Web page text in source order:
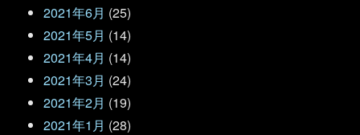
2021年6月 (25)
2021年5月 (14)
2021年4月 (14)
2021年3月 (24)
2021年2月 (19)
2021年1月 (28)